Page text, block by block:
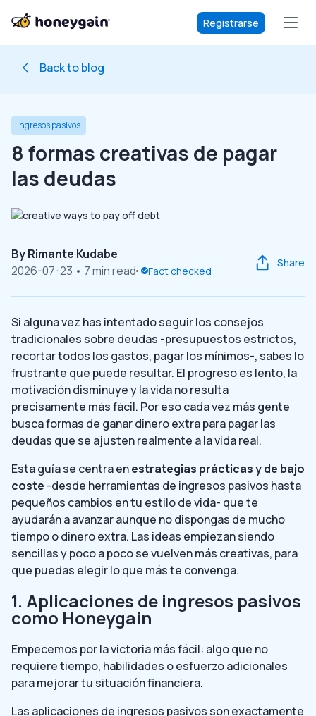
Registrarse
Back to blog
Ingresos pasivos
8 formas creativas de pagar
las deudas
ByRimante Kudabe
2026-07-23 • 7 min read Fact checked
Share
Si alguna vez has intentado seguir los consejos
tradicionales sobre deudas -presupuestos estrictos,
recortar todos los gastos, pagar los mínimos-, sabes lo
frustrante que puede resultar. El progreso es lento, la
motivación disminuye y la vida no resulta
precisamente más fácil. Por eso cada vez más gente
busca formas de ganar dinero extra para pagar las
deudas que se ajusten realmente a la vida real.
Esta guía se centra enestrategias prácticas y de bajo
coste -desde herramientas de ingresos pasivos hasta
pequeños cambios en tu estilo de vida- que te
ayudarán a avanzar aunque no dispongas de mucho
tiempo o dinero extra. Las ideas empiezan siendo
sencillas y poco a poco se vuelven más creativas, para
que puedas elegir lo que más te convenga.
1. Aplicaciones de ingresos pasivos
como Honeygain
Empecemos por la victoria más fácil: algo que no
requiere tiempo, habilidades o esfuerzo adicionales
para mejorar tu situación financiera.
Las aplicaciones de ingresos pasivos son exactamente